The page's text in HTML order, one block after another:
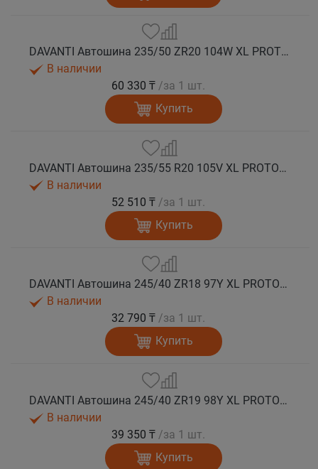
DAVANTI Автошина 235/50 ZR20 104W XL PROTOURA SPORT RPR лето
В наличии
60 330 ₸ /за 1 шт.
Купить
DAVANTI Автошина 235/55 R20 105V XL PROTOURA SPORT RPR лето
В наличии
52 510 ₸ /за 1 шт.
Купить
DAVANTI Автошина 245/40 ZR18 97Y XL PROTOURA SPORT RPR лето
В наличии
32 790 ₸ /за 1 шт.
Купить
DAVANTI Автошина 245/40 ZR19 98Y XL PROTOURA SPORT RPR лето
В наличии
39 350 ₸ /за 1 шт.
Купить